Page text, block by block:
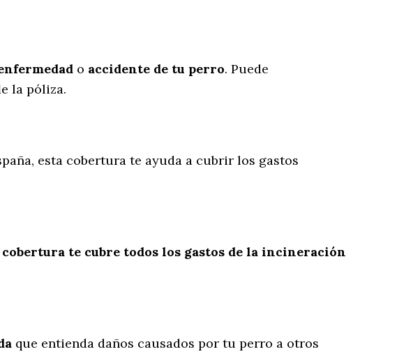
o accidente de tu perro. Puede
la póliza.
esta cobertura te ayuda a cubrir los gastos
cobertura te cubre todos los gastos de la incineración
que entienda daños causados por tu perro a otros